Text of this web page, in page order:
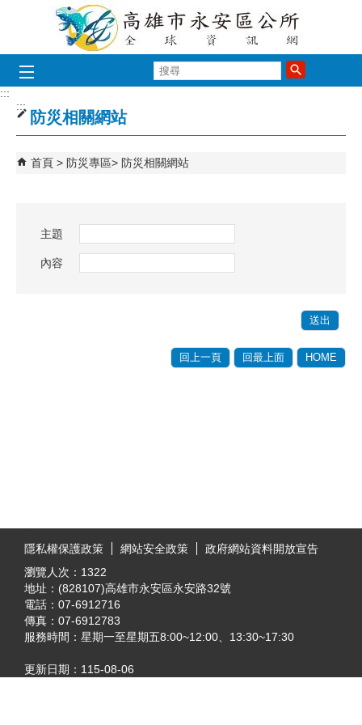
跳到主要內容區塊
尋
:::
:::
防災相關網站
首頁 防災專區 防災相關網站
主題
內容
回上一頁 回最上面 HOME
隱私權保護政策
網站安全政策
政府網站資料開放宣告
瀏覽人次： 1322
地址：(828107)高雄市永安區永安路32號
電話：07-6912716
傳真：07-6912783
服務時間：星期一至星期五8:00~12:00、13:30~17:30
更新日期： 115-08-06